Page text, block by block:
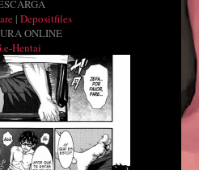
| Depositfiles
ONLINE
Hentai